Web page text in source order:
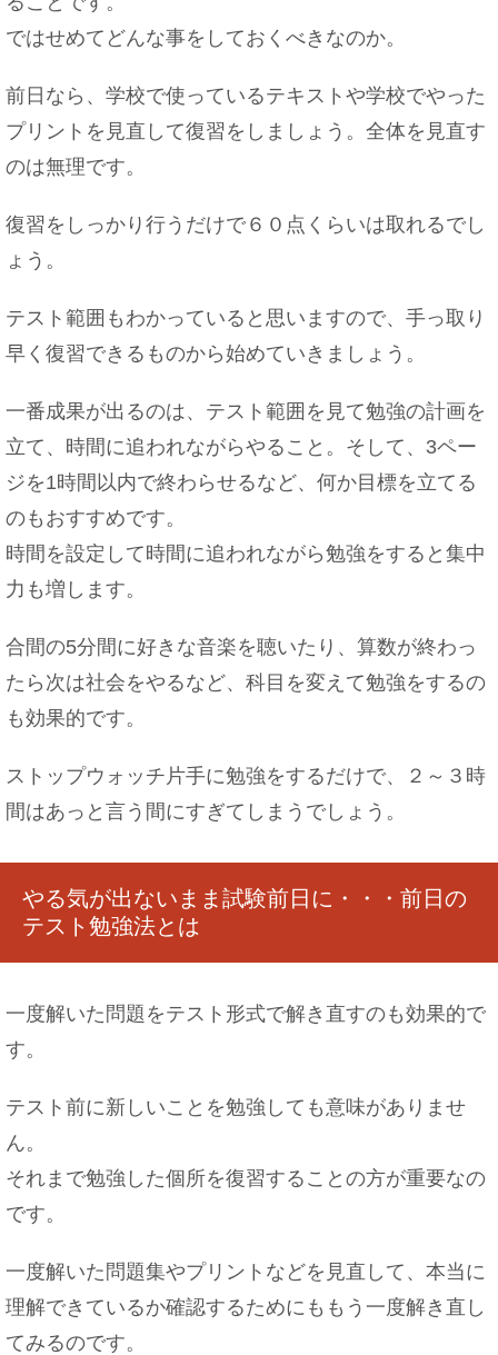
意外と知らない！？みりんと砂糖の違いや使い分
車のペダルにペダルカバーを取り付けよう！その
収する方法
習字の半紙の持ち運び方法は？折り目をつかせな
い工夫をご紹介
赤ちゃんがミルクから牛乳へ切り替えする時期や
注意点をご紹介
神社のお祭りで祝儀を持参する際に知っておくべ
好きな人が職場を辞めるときにできる対処法！恋
焼きそばに入れる豚肉はどの部位が一番？専門家
褒め言葉として女性に使える四字熟語をご紹介
ではせめてどんな事をしておくべきなのか。
前日なら、学校で使っているテキストや学校でやった
プリントを見直して復習をしましょう。全体を見直す
のは無理です。
復習をしっかり行うだけで６０点くらいは取れるでし
ょう。
テスト範囲もわかっていると思いますので、手っ取り
早く復習できるものから始めていきましょう。
一番成果が出るのは、テスト範囲を見て勉強の計画を
立て、時間に追われながらやること。そして、3ペー
ジを1時間以内で終わらせるなど、何か目標を立てる
のもおすすめです。
時間を設定して時間に追われながら勉強をすると集中
力も増します。
合間の5分間に好きな音楽を聴いたり、算数が終わっ
たら次は社会をやるなど、科目を変えて勉強をするの
も効果的です。
ストップウォッチ片手に勉強をするだけで、２～３時
間はあっと言う間にすぎてしまうでしょう。
やる気が出ないまま試験前日に・・・前日の
テスト勉強法とは
一度解いた問題をテスト形式で解き直すのも効果的で
す。
テスト前に新しいことを勉強しても意味がありませ
ん。
それまで勉強した個所を復習することの方が重要なの
です。
一度解いた問題集やプリントなどを見直して、本当に
理解できているか確認するためにももう一度解き直し
てみるのです。